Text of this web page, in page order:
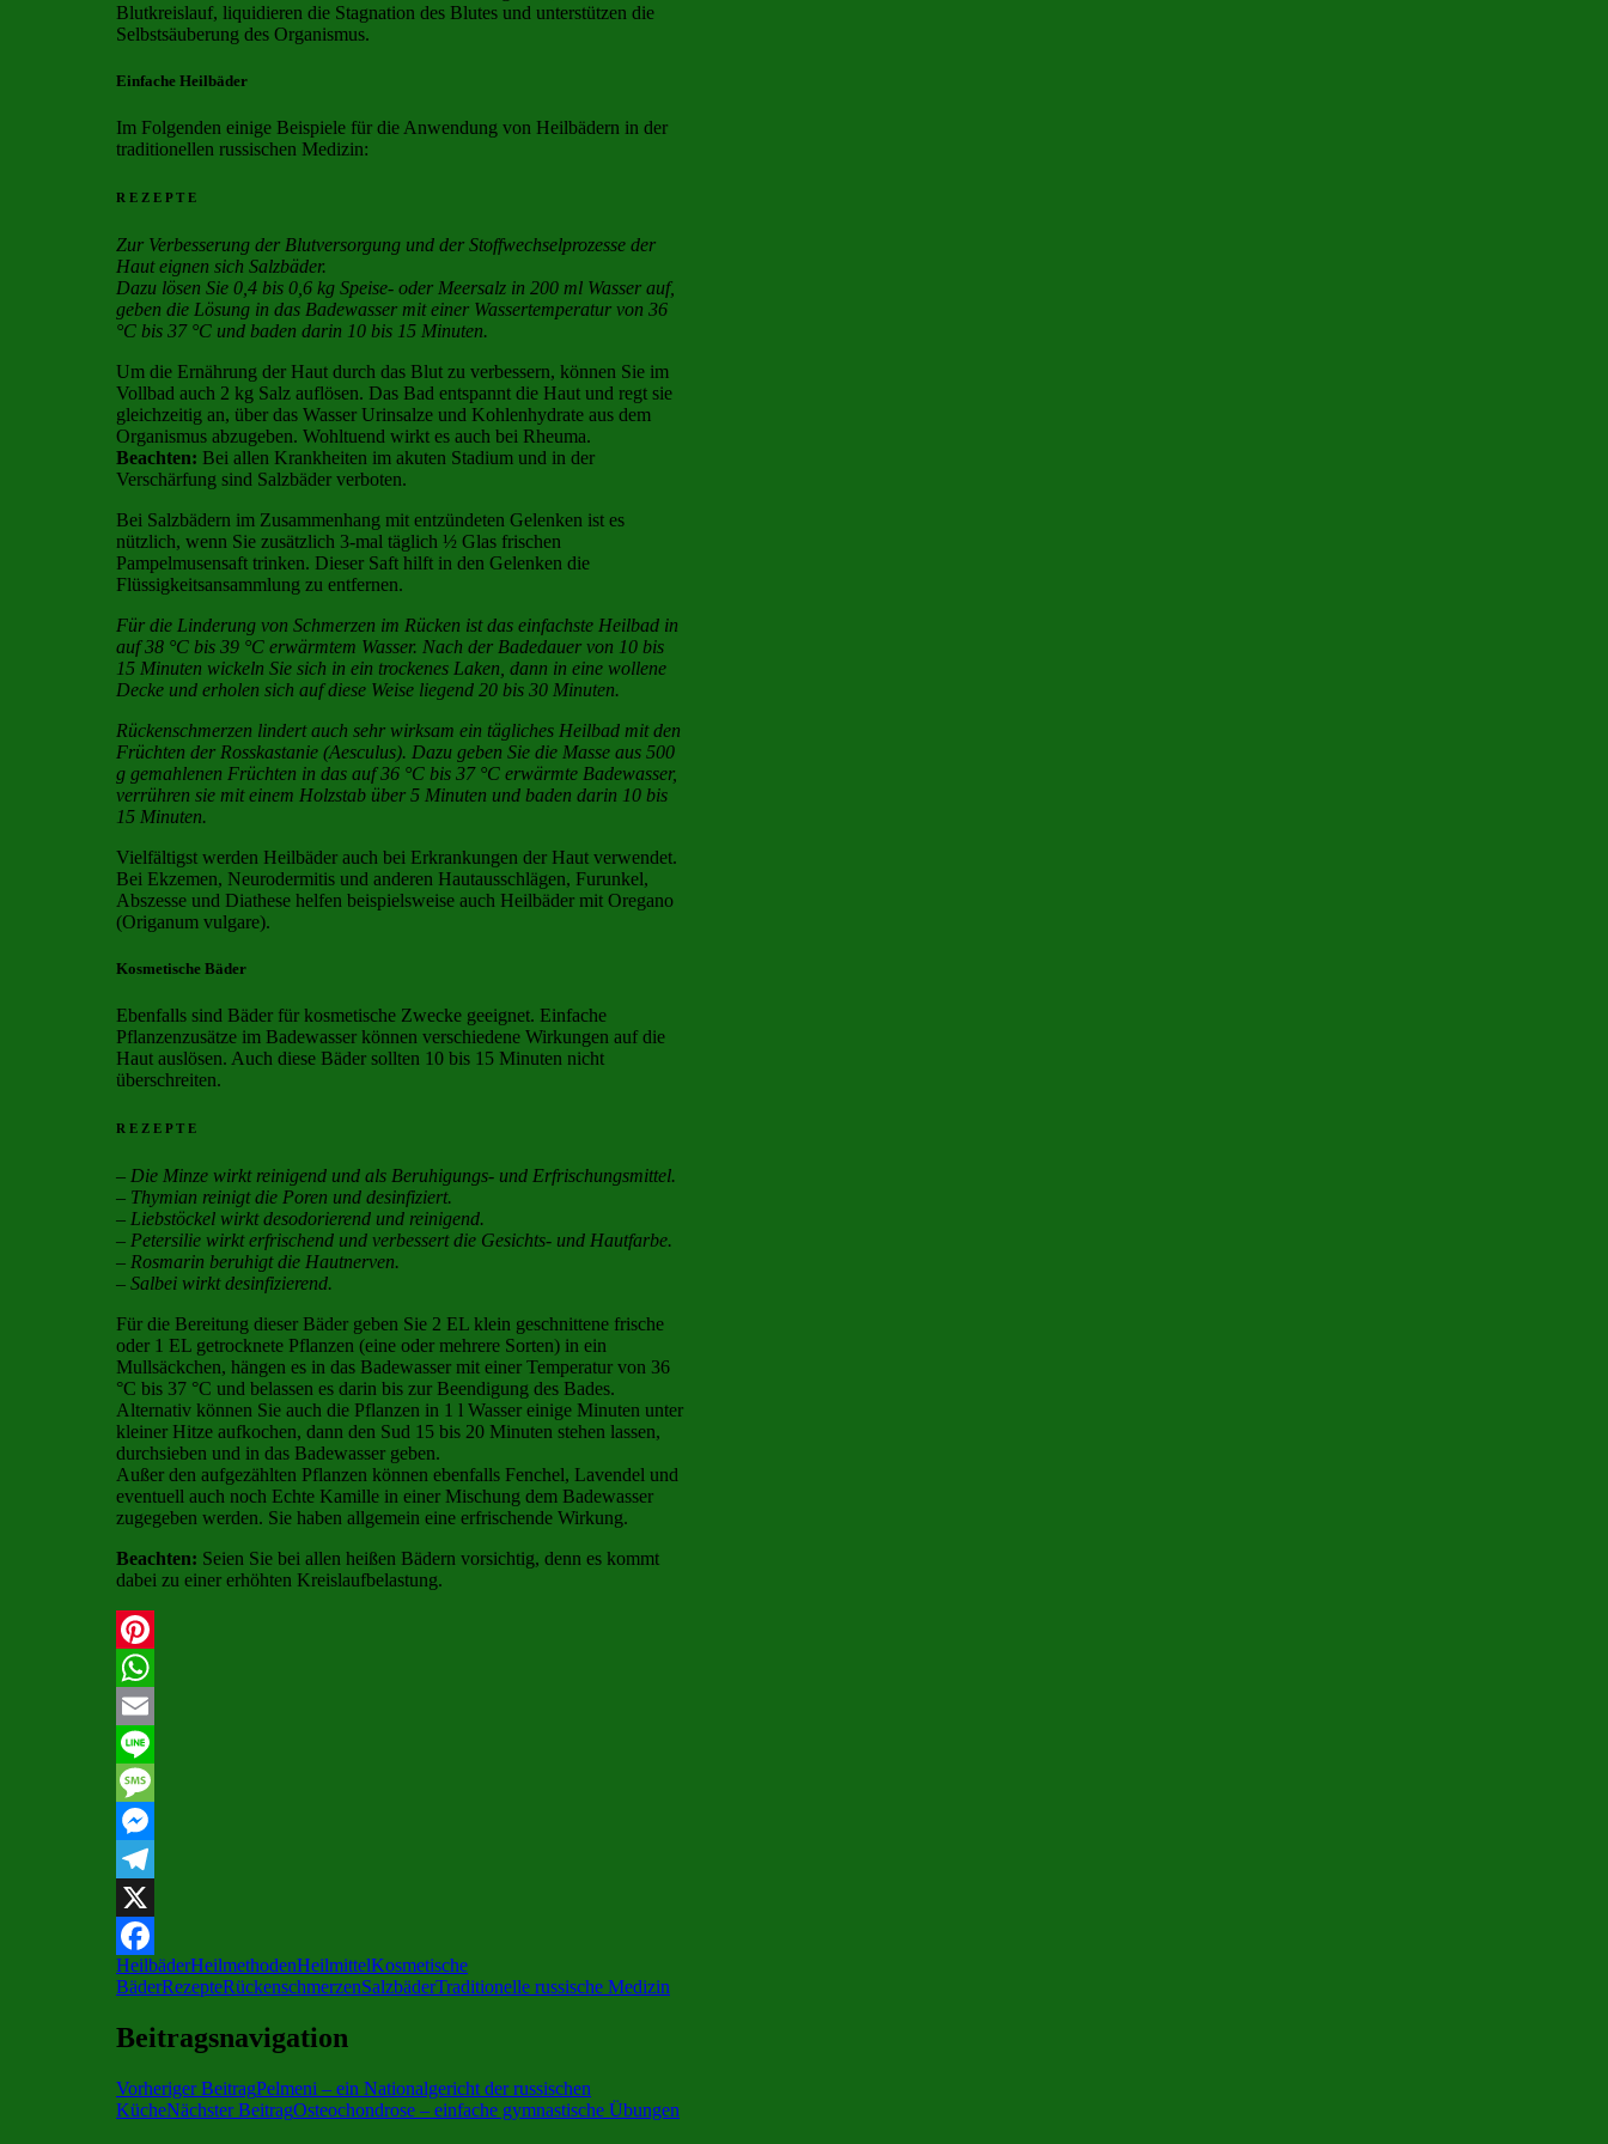
Blutkreislauf, liquidieren die Stagnation des Blutes und unterstützen die
Selbstsäuberung des Organismus.
Einfache Heilbäder
Im Folgenden einige Beispiele für die Anwendung von Heilbädern in der
traditionellen russischen Medizin:
R E Z E P T E
Zur Verbesserung der Blutversorgung und der Stoffwechselprozesse der
Haut eignen sich Salzbäder.
Dazu lösen Sie 0,4 bis 0,6 kg Speise- oder Meersalz in 200 ml Wasser auf,
geben die Lösung in das Badewasser mit einer Wassertemperatur von 36
°C bis 37 °C und baden darin 10 bis 15 Minuten.
Um die Ernährung der Haut durch das Blut zu verbessern, können Sie im
Vollbad auch 2 kg Salz auflösen. Das Bad entspannt die Haut und regt sie
gleichzeitig an, über das Wasser Urinsalze und Kohlenhydrate aus dem
Organismus abzugeben. Wohltuend wirkt es auch bei Rheuma.
Beachten: Bei allen Krankheiten im akuten Stadium und in der
Verschärfung sind Salzbäder verboten.
Bei Salzbädern im Zusammenhang mit entzündeten Gelenken ist es
nützlich, wenn Sie zusätzlich 3-mal täglich ½ Glas frischen
Pampelmusensaft trinken. Dieser Saft hilft in den Gelenken die
Flüssigkeitsansammlung zu entfernen.
Für die Linderung von Schmerzen im Rücken ist das einfachste Heilbad in
auf 38 °C bis 39 °C erwärmtem Wasser. Nach der Badedauer von 10 bis
15 Minuten wickeln Sie sich in ein trockenes Laken, dann in eine wollene
Decke und erholen sich auf diese Weise liegend 20 bis 30 Minuten.
Rückenschmerzen lindert auch sehr wirksam ein tägliches Heilbad mit den
Früchten der Rosskastanie (Aesculus). Dazu geben Sie die Masse aus 500
g gemahlenen Früchten in das auf 36 °C bis 37 °C erwärmte Badewasser,
verrühren sie mit einem Holzstab über 5 Minuten und baden darin 10 bis
15 Minuten.
Vielfältigst werden Heilbäder auch bei Erkrankungen der Haut verwendet.
Bei Ekzemen, Neurodermitis und anderen Hautausschlägen, Furunkel,
Abszesse und Diathese helfen beispielsweise auch Heilbäder mit Oregano
(Origanum vulgare).
Kosmetische Bäder
Ebenfalls sind Bäder für kosmetische Zwecke geeignet. Einfache
Pflanzenzusätze im Badewasser können verschiedene Wirkungen auf die
Haut auslösen. Auch diese Bäder sollten 10 bis 15 Minuten nicht
überschreiten.
R E Z E P T E
– Die Minze wirkt reinigend und als Beruhigungs- und Erfrischungsmittel.
– Thymian reinigt die Poren und desinfiziert.
– Liebstöckel wirkt desodorierend und reinigend.
– Petersilie wirkt erfrischend und verbessert die Gesichts- und Hautfarbe.
– Rosmarin beruhigt die Hautnerven.
– Salbei wirkt desinfizierend.
Für die Bereitung dieser Bäder geben Sie 2 EL klein geschnittene frische
oder 1 EL getrocknete Pflanzen (eine oder mehrere Sorten) in ein
Mullsäckchen, hängen es in das Badewasser mit einer Temperatur von 36
°C bis 37 °C und belassen es darin bis zur Beendigung des Bades.
Alternativ können Sie auch die Pflanzen in 1 l Wasser einige Minuten unter
kleiner Hitze aufkochen, dann den Sud 15 bis 20 Minuten stehen lassen,
durchsieben und in das Badewasser geben.
Außer den aufgezählten Pflanzen können ebenfalls Fenchel, Lavendel und
eventuell auch noch Echte Kamille in einer Mischung dem Badewasser
zugegeben werden. Sie haben allgemein eine erfrischende Wirkung.
Beachten: Seien Sie bei allen heißen Bädern vorsichtig, denn es kommt
dabei zu einer erhöhten Kreislaufbelastung.
Pinterest
WhatsApp
Email
Line
Message
Messenger
Telegram
X
Facebook
HeilbäderHeilmethodenHeilmittelKosmetische
BäderRezepteRückenschmerzenSalzbäderTraditionelle russische Medizin
Beitragsnavigation
Vorheriger BeitragPelmeni – ein Nationalgericht der russischen
KücheNächster BeitragOsteochondrose – einfache gymnastische Übungen